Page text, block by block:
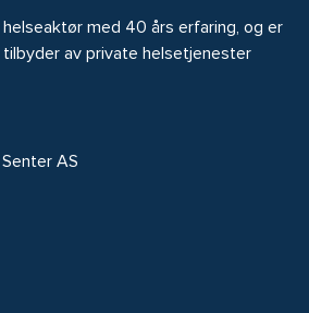
med 40 års erfaring, og er
av private helsetjenester
AS